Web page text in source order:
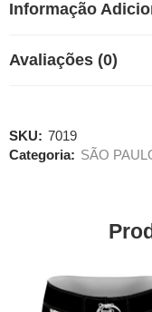
Informação
Avaliações (0)
SKU: 7019
Categoria: SÃO
SALE